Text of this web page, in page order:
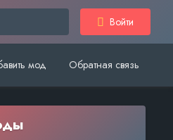
Войти
мод Обратная связь